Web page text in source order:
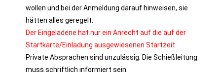
wollen und bei der Anmeldung darauf hinweisen, sie
hätten alles geregelt.
Der Eingeladene hat nur ein Anrecht auf die auf der
Startkarte/Einladung ausgewiesenen Startzeit.
Private Absprachen sind unzulässig. Die Schießleitung
muss schriftlich informiert sein.